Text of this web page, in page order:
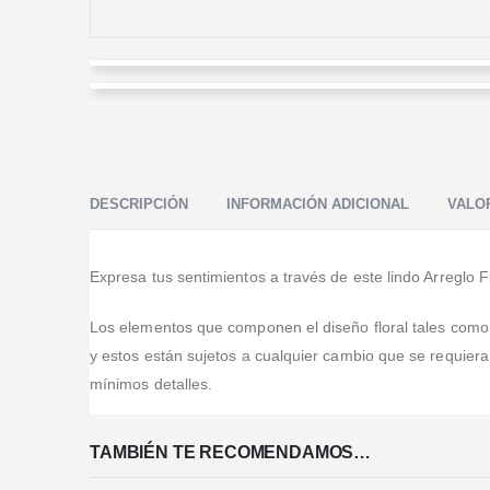
explicando todo lo que pasaba desde factu...Leer Más
DESCRIPCIÓN INFORMACIÓN ADICIONAL
Expresa tus sentimientos a través de este lindo Arreglo
Los elementos que componen el diseño floral tales
y estos están sujetos a cualquier cambio que se
mínimos detalles.
TAMBIÉN TE RECOMENDAMOS…